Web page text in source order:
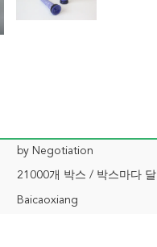
by Negotiation
21000개 박스 / 박스마다 달
Baicaoxiang